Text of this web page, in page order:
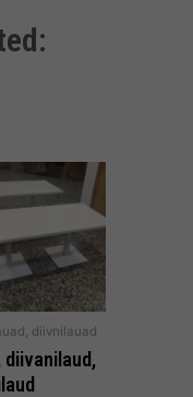
diivnilauad
diivanilaud,